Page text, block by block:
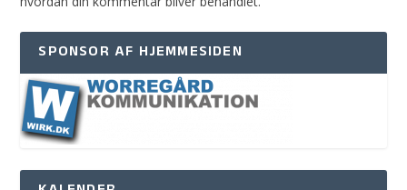
SPONSOR AF HJEMMESIDEN